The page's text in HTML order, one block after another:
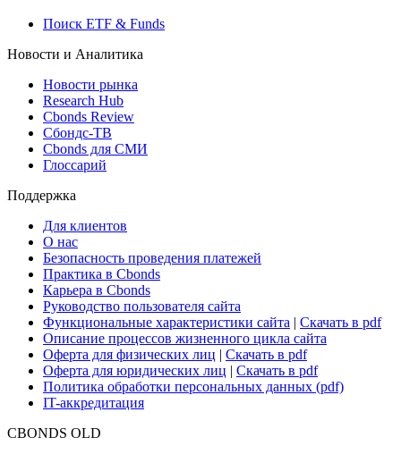
Виджет: Карта процентных ставок
ETF & Funds
Поиск ETF & Funds
Новости и Аналитика
Новости рынка
Research Hub
Cbonds Review
Сбондс-ТВ
Глоссарий
Поддержка
Для клиентов
О нас
Безопасность проведения платежей
Практика в Cbonds
Карьера в Cbonds
Руководство пользователя сайта
Функциональные характеристики сайта|Скачать в pdf
Описание процессов жизненного цикла сайта
Оферта для физических лиц
Оферта для юридических лиц